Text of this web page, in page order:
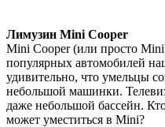
Лимузин Mini Cooper
Mini Cooper (или просто
популярных автомобилей
удивительно, что умельцы
небольшой машинки.
даже небольшой бассейн.
может уместиться в Mini?